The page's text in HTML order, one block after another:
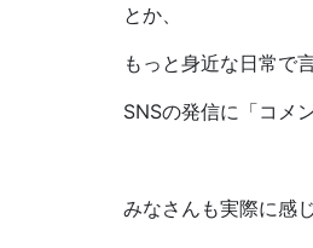
とか、
もっと身近な日常で
SNSの発信に「コメ
みなさんも実際に感